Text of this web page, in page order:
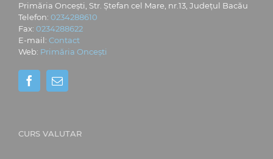
Primăria Oncești, Str. Ștefan cel Mare, nr.13, Județul Bacău
Telefon: 0234288610
Fax: 0234288622
E-mail: Contact
Web: Primăria Oncești
CURS VALUTAR